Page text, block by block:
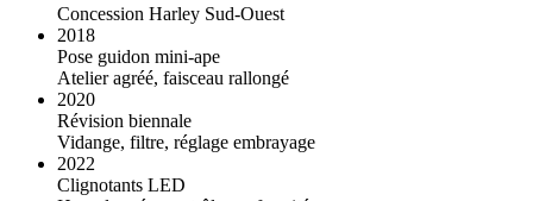
Concession Harley Sud-Ouest
2018
Pose guidon mini-ape
Atelier agréé, faisceau rallongé
2020
Révision biennale
Vidange, filtre, réglage embrayage
2022
Clignotants LED